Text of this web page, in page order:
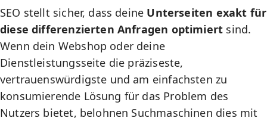
SEO stellt sicher, dass deine Unterseiten exakt für
diese differenzierten Anfragen optimiert sind.
Wenn dein Webshop oder deine
Dienstleistungsseite die präziseste,
vertrauenswürdigste und am einfachsten zu
konsumierende Lösung für das Problem des
Nutzers bietet, belohnen Suchmaschinen dies mit